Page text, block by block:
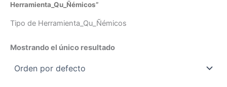
Herramienta_Qu_Ñémicos”
Tipo de Herramienta_Qu_Ñémicos
Mostrando el único resultado